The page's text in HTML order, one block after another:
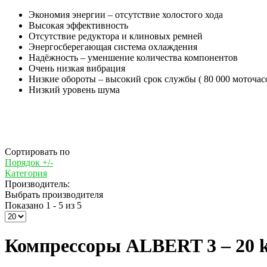
Экономия энергии – отсутствие холостого хода
Высокая эффективность
Отсутствие редуктора и клиновых ремней
Энергосберегающая система охлаждения
Надёжность – уменшение количества компонентов
Очень низкая вибрация
Низкие обороты – высокий срок службы ( 80 000
Низкий уровень шума
Сортировать по
Порядок +/-
Категория
Производитель:
Выбрать производителя
Показано 1 - 5 из 5
Компрессоры ALBERT 3 – 20